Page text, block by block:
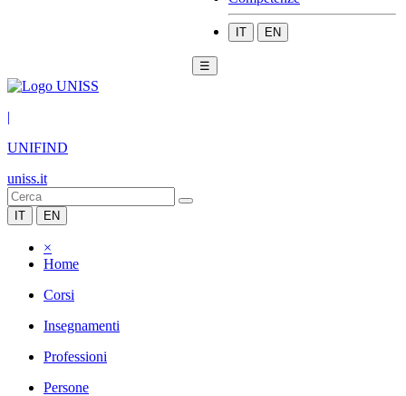
IT EN
☰
|
UNIFIND
uniss.it
IT EN
×
Home
Corsi
Insegnamenti
Professioni
Persone